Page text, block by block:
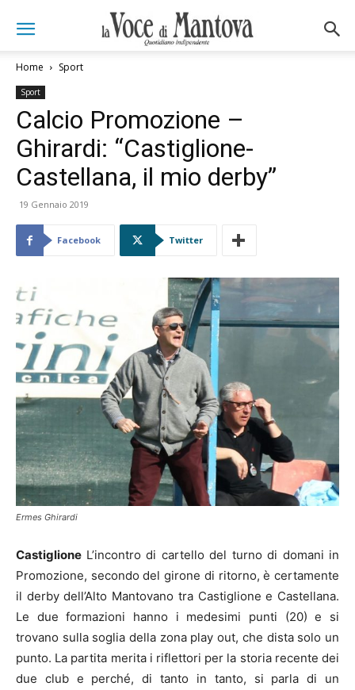
Home Sport
Sport
Calcio Promozione –
Ghirardi: “Castiglione-
Castellana, il mio derby”
19 Gennaio 2019
Facebook Twitter
Ermes Ghirardi
Castiglione L’incontro di cartello del turno di domani in
Promozione, secondo del girone di ritorno, è certamente
il derby dell’Alto Mantovano tra Castiglione e Castellana.
Le due formazioni hanno i medesimi punti (20) e si
trovano sulla soglia della zona play out, che dista solo un
punto. La partita merita i riflettori per la storia recente dei
due club e perché, di tanto in tanto, si parla di un